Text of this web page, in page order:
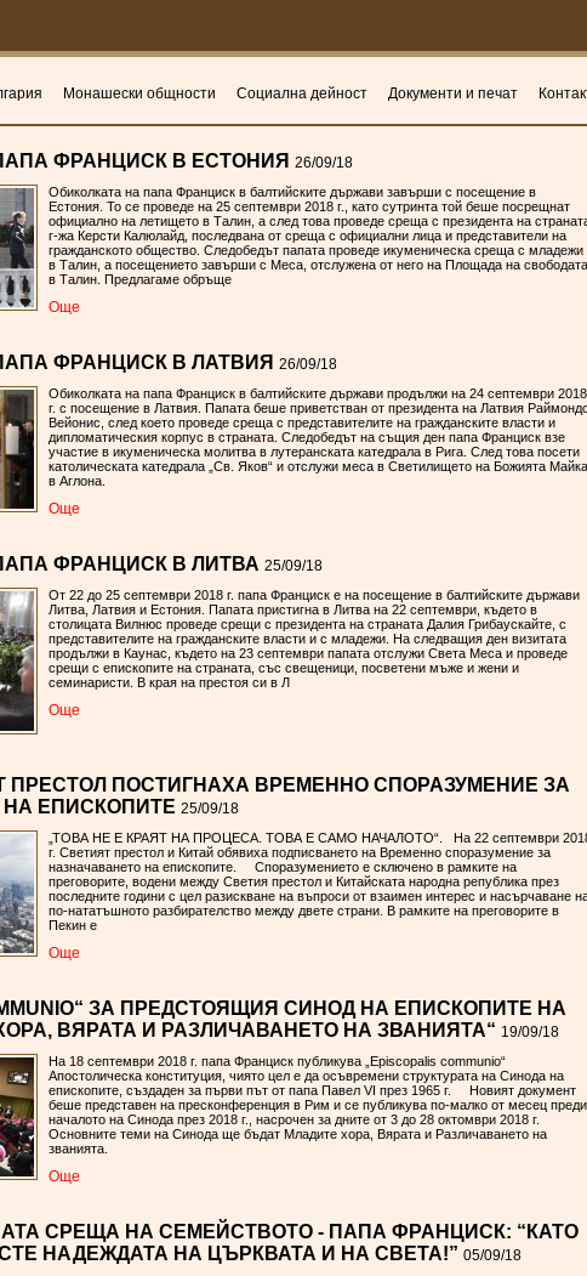
Монашески общности Социална дейност Документи и печат
ФРАНЦИСК В ЕСТОНИЯ 26/09/18
Обиколката на папа Франциск в балтийските държави завърши с посещение в
Естония. То се проведе на 25 септември 2018 г., като сутринта той беше посрещнат
официално на летището в Талин, а след това проведе среща с президента на
г-жа Керсти Калюлайд, последвана от среща с официални лица и представители на
гражданското общество. Следобедът папата проведе икуменическа среща с младежи
в Талин, а посещението завърши с Меса, отслужена от него на Площада на свободата
в Талин. Предлагаме обръще
Oще
ФРАНЦИСК В ЛАТВИЯ 26/09/18
Обиколката на папа Франциск в балтийските държави продължи на 24 септември 2018
г. с посещение в Латвия. Папата беше приветстван от президента на Латвия
Вейонис, след което проведе среща с представителите на гражданските власти и
дипломатическия корпус в страната. Следобедът на същия ден папа Франциск взе
участие в икуменическа молитва в лутеранската катедрала в Рига. След това посети
католическата катедрала „Св. Яков“ и отслужи меса в Светилището на Божията Майка
в Аглона.
Oще
ФРАНЦИСК В ЛИТВА 25/09/18
От 22 до 25 септември 2018 г. папа Франциск е на посещение в балтийските държави
Литва, Латвия и Естония. Папата пристигна в Литва на 22 септември, където в
столицата Вилнюс проведе срещи с президента на страната Далия Грибаускайте, с
представителите на гражданските власти и с младежи. На следващия ден визитата
продължи в Каунас, където на 23 септември папата отслужи Света Меса и проведе
срещи с епископите на страната, със свещеници, посветени мъже и жени и
семинаристи. В края на престоя си в Л
Oще
ПРЕСТОЛ ПОСТИГНАХА ВРЕМЕННО СПОРАЗУМЕНИЕ ЗА
ЕПИСКОПИТЕ 25/09/18
„ТОВА НЕ Е КРАЯТ НА ПРОЦЕСА. ТОВА Е САМО НАЧАЛОТО“. На 22 септември
г. Светият престол и Китай обявиха подписването на Временно споразумение за
назначаването на епископите. Споразумението е сключено в рамките на
преговорите, водени между Светия престол и Китайската народна република през
последните години с цел разискване на въпроси от взаимен интерес и насърчаване
по-нататъшното разбирателство между двете страни. В рамките на преговорите в
Пекин е
Oще
ЗА ПРЕДСТОЯЩИЯ СИНОД НА ЕПИСКОПИТЕ НА
ВЯРАТА И РАЗЛИЧАВАНЕТО НА ЗВАНИЯТА“ 19/09/18
На 18 септември 2018 г. папа Франциск публикува „Episcopalis communio“
Апостолическа конституция, чиято цел е да осъвремени структурата на Синода на
епископите, създаден за първи път от папа Павел VI през 1965 г. Новият документ
беше представен на пресконференция в Рим и се публикува по-малко от месец преди
началото на Синода през 2018 г., насрочен за дните от 3 до 28 октомври 2018 г.
Основните теми на Синода ще бъдат Младите хора, Вярата и Различаването на
званията.
Oще
СРЕЩА НА СЕМЕЙСТВОТО - ПАПА ФРАНЦИСК: “КАТО
НАДЕЖДАТА НА ЦЪРКВАТА И НА СВЕТА!” 05/09/18